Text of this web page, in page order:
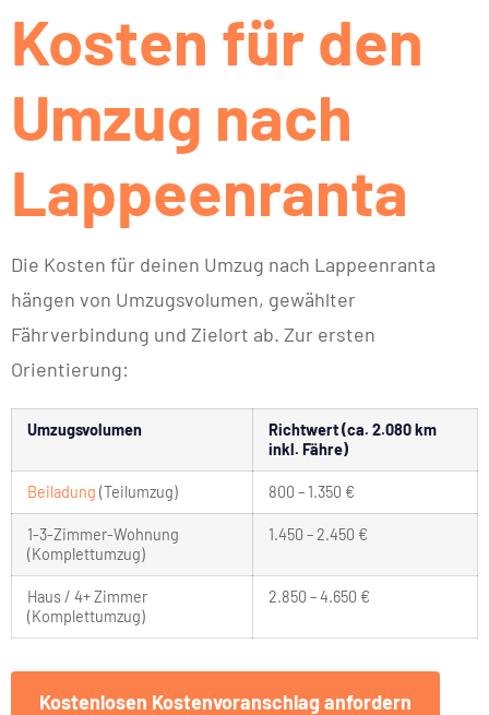
Kosten für den
Umzug nach
Lappeenranta
Die Kosten für deinen Umzug nach Lappeenranta
hängen von Umzugsvolumen, gewählter
Fährverbindung und Zielort ab. Zur ersten
Orientierung:
Umzugsvolumen
Richtwert (ca. 2.080 km
inkl. Fähre)
Beiladung (Teilumzug) 800 – 1.350 €
1-3-Zimmer-Wohnung
(Komplettumzug)
1.450 – 2.450 €
Haus / 4+ Zimmer
(Komplettumzug)
2.850 – 4.650 €
Kostenlosen Kostenvoranschlag anfordern